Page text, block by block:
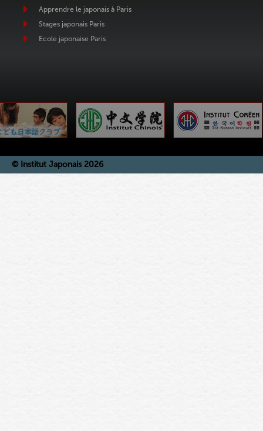
Apprendre le japonais à Paris
Stages japonais Paris
Ecole japonaise Paris
© Institut Japonais 2026